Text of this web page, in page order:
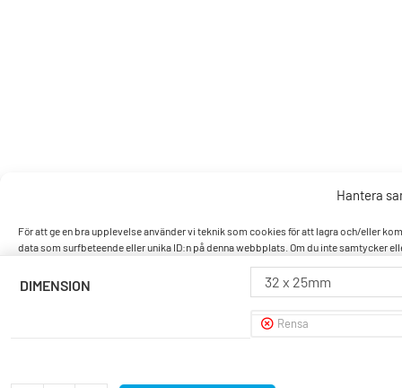
Hantera
För att ge en bra upplevelse använder vi teknik som cookies för att lagra och/eller
data som surfbeteende eller unika ID:n på denna webbplats. Om du inte samtycker
DIMENSION 32 x 25mm
Rensa